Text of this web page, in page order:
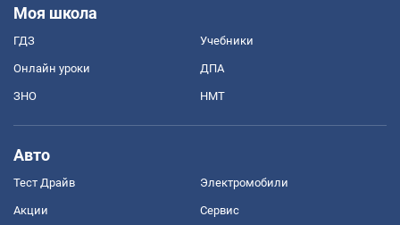
Моя школа
ГДЗ Учебники
Онлайн уроки ДПА
ЗНО НМТ
Авто
Тест Драйв Электромобили
Акции Сервис